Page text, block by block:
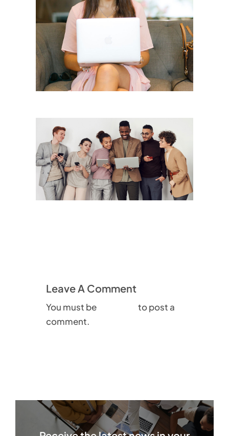
Leave A Comment
You must be
to post a
comment.